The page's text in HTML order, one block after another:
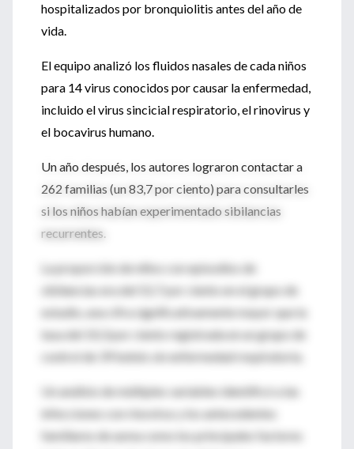
hospitalizados por bronquiolitis antes del año de
vida.
El equipo analizó los fluidos nasales de cada niños
para 14 virus conocidos por causar la enfermedad,
incluido el virus sincicial respiratorio, el rinovirus y
el bocavirus humano.
Un año después, los autores lograron contactar a
262 familias (un 83,7 por ciento) para consultarles
si los niños habían experimentado sibilancias
recurrentes.
La proporción de niños con episodios de
sibilancias era del 52,7 por ciento en el grupo de
estudio, una cifra significativamente mayor que la
tasa del 10,3 por ciento registrada en un grupo de
control de 39 bebés sin enfermedad respiratoria.
Un análisis de múltiples variables identificó a las
infecciones con rinovirus y los antecedentes
familiares de asma como los principales factores